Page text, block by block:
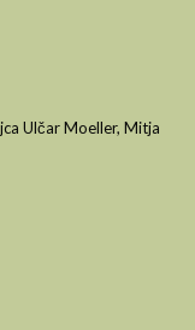
Ulčar Moeller, Mitja